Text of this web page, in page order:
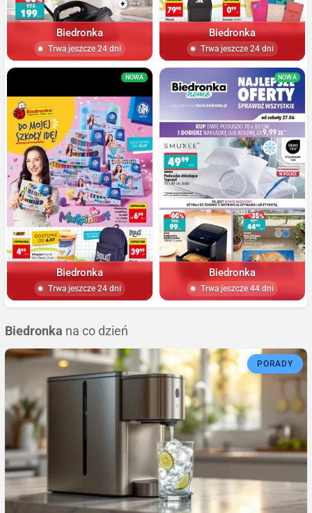
Biedronka
Trwa jeszcze 24 dni
Biedronka
Trwa jeszcze 24 dni
NOWA
Biedronka
Trwa jeszcze 24 dni
NOWA
Biedronka
Trwa jeszcze 44 dni
Biedronka na co dzień
PORADY